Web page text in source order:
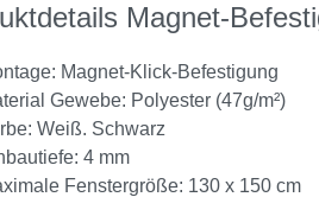
Magnet-
Magnet-Klick-Befestigung
Gewebe: Polyester (47g/m²)
Weiß. Schwarz
4 mm
Fenstergröße: 130 x 150 cm